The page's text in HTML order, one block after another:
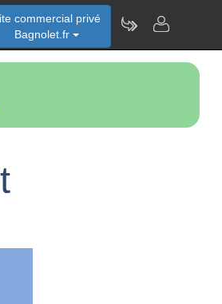
commercial privé
Bagnolet.fr